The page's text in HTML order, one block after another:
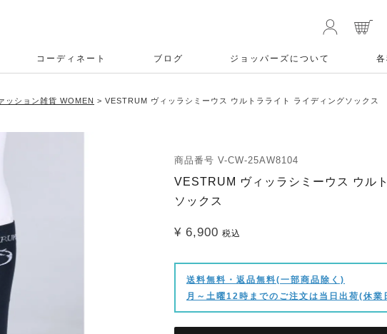
コーディネート ブログ ジョッパーズについて
ッション雑貨 WOMEN VESTRUM ヴィッラシミーウス ウルトラライト ライディングソックス
商品番号 V-CW-25AW8104
VESTRUM ヴィッラシミーウス ウル
ソックス
¥ 6,900 税込
送料無料・返品無料(一部商品除く)
月～土曜12時までのご注文は当日出荷(休業